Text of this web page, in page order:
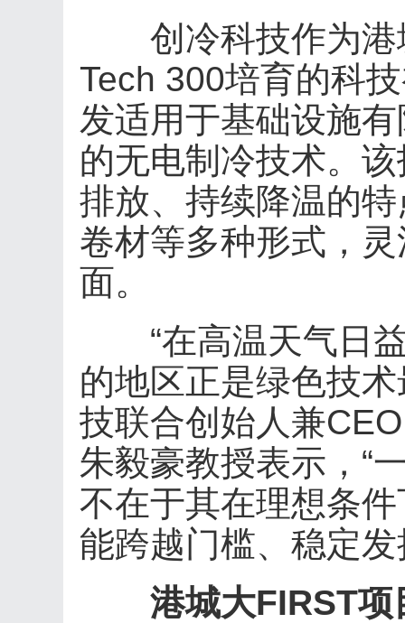
创冷科技作为港
Tech 300培育的科
发适用于基础设施
的无电制冷技术。
排放、持续降温的
卷材等多种形式，
面。
“在高温天气日益
的地区正是绿色技
技联合创始人兼
朱毅豪教授表示，“
不在于其在理想条
能跨越门槛、稳定发
港城大FIRST